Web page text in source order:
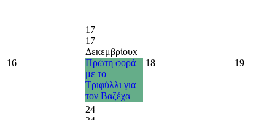
16
17
17
Δεκεμβρίουx
Πρώτη φορά
με το
Τριφύλλι για
τον Βαζέχα
18 19
24